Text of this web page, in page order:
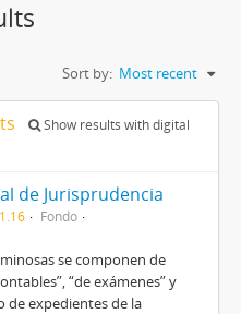
Sort by: Most recent
Show results with digital
de Jurisprudencia
Fondo
se componen de
“de exámenes” y
de expedientes de la